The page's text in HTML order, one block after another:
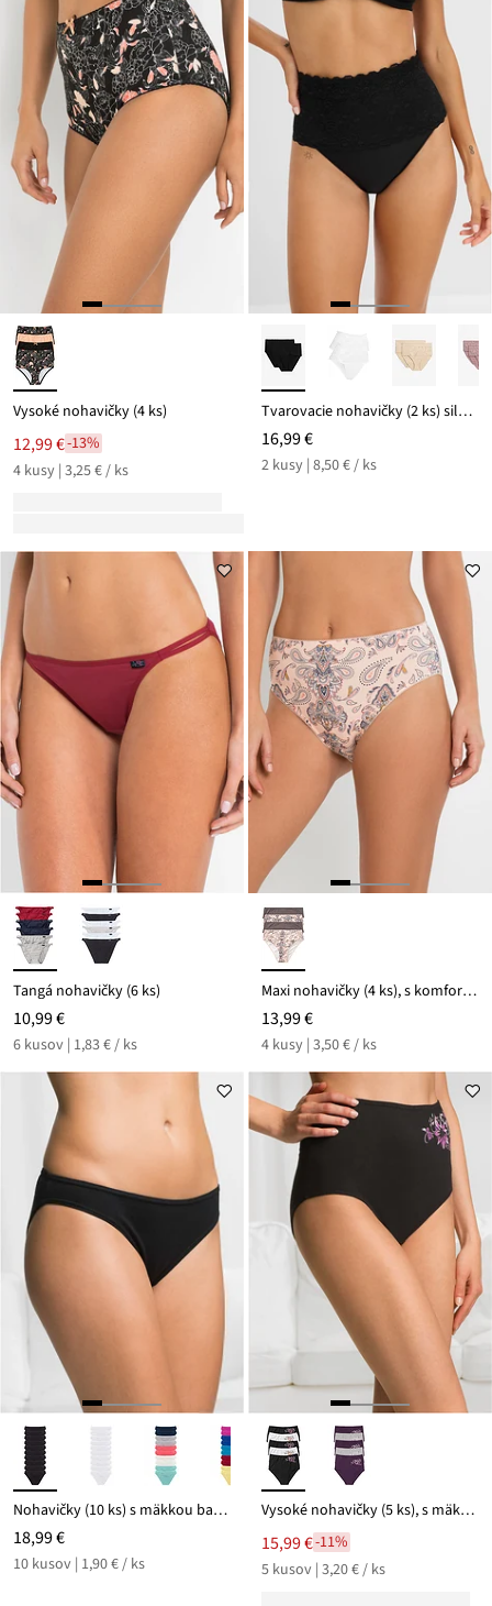
Vysoké nohavičky (4 ks)
12,99 €-13%
4 kusy | 3,25 € / ks
Tvarovacie nohavičky (2 ks) silný tvarujúci efekt
16,99 €
2 kusy | 8,50 € / ks
Tangá nohavičky (6 ks)
10,99 €
6 kusov | 1,83 € / ks
Maxi nohavičky (4 ks), s komfortnou bavlnou
13,99 €
4 kusy | 3,50 € / ks
Nohavičky (10 ks) s mäkkou bavlnou
18,99 €
10 kusov | 1,90 € / ks
Vysoké nohavičky (5 ks), s mäkkou bavlnou
15,99 €-11%
5 kusov | 3,20 € / ks